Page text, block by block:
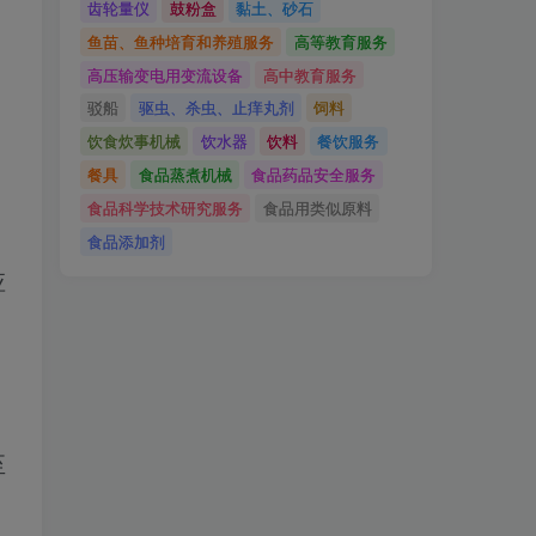
齿轮量仪 鼓粉盒
黏土、砂石
鱼苗、鱼种培育和养殖服务
高等教育服务
高压输变电用变流设备
高中教育服务
驳船
驱虫、杀虫、止痒丸剂
饲料
饮食炊事机械
饮水器 饮料
餐饮服务
餐具
食品蒸煮机械
食品药品安全服务
食品科学技术研究服务
食品用类似原料
食品添加剂